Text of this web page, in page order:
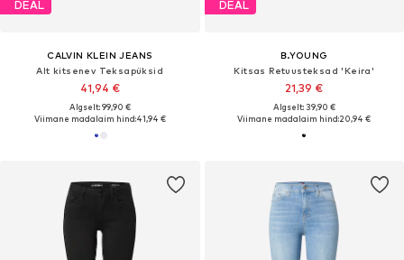
DEAL
CALVIN KLEIN JEANS
Alt kitsenev Teksapüksid
41,94 €
Algselt: 99,90 €
Viimane madalaim hind:41,94 €
DEAL
B.YOUNG
Kitsas Retuusteksad 'Keira'
21,39 €
Algselt: 39,90 €
Viimane madalaim hind:20,94 €